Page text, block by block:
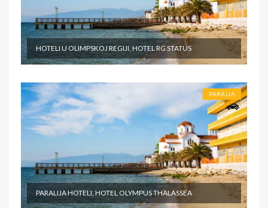
HOTELI U OLIMPSKOJ REGIJI, HOTEL RG STATUS
PARALIA
PARALIJA HOTELI, HOTEL OLYMPUS THALASSEA